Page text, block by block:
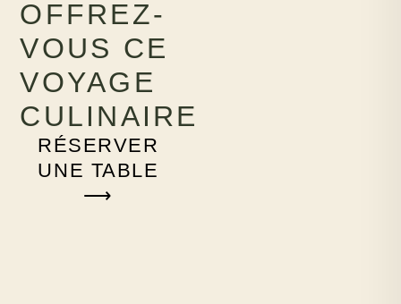
OFFREZ-
VOUS CE
VOYAGE
CULINAIRE
RÉSERVER
UNE TABLE
⟶